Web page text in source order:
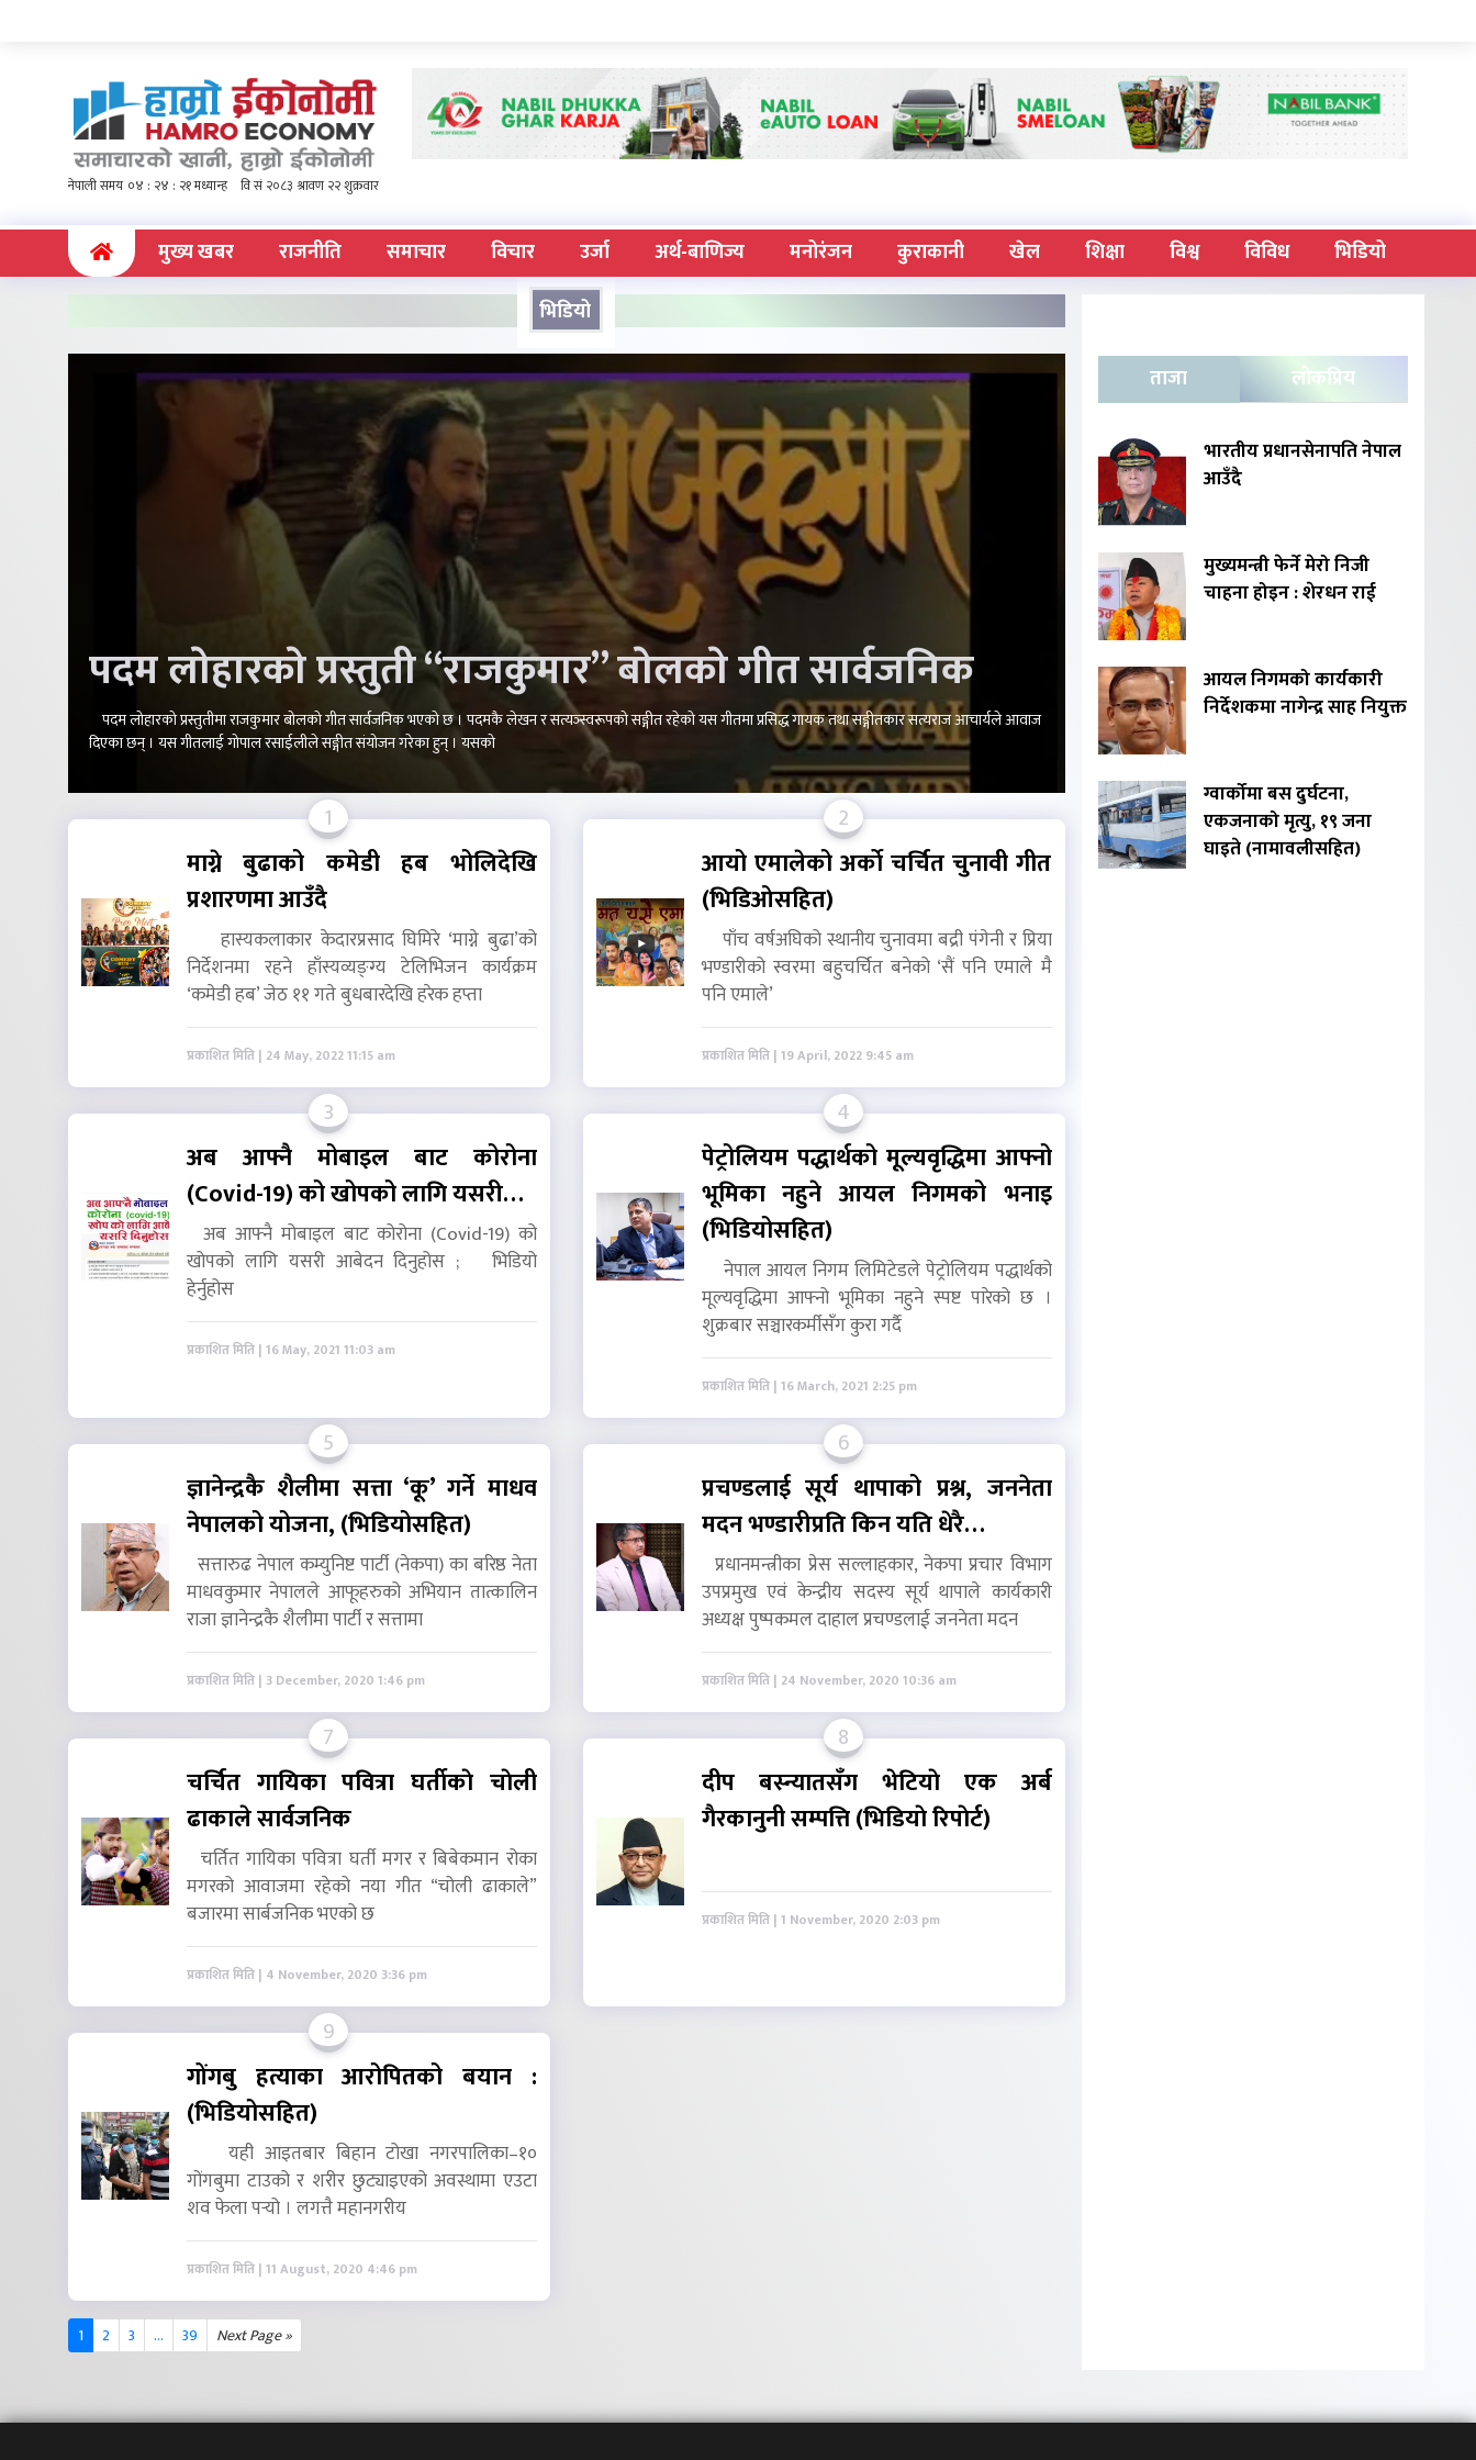
(current)मुख्य खबर राजनीति समाचार विचार उर्जा अर्थ-बाणिज्य मनोरंजन कुराकानी खेल शिक्षा विश्व विविध
भिडियो
भिडियो
पदम लाेहारकाे प्रस्तुती “राजकुमार” बाेलकाे गीत सार्वजनिक
पदम लोहारको प्रस्तुतीमा राजकुमार बोलको गीत सार्वजनिक भएको छ । पदमकै लेखन र सत्यञ्स्वरूपको सङ्गीत रहेको यस गीतमा प्रसिद्ध गायक तथा सङ्गीतकार सत्यराज आचार्यले आवाज
दिएका छन् । यस गीतलाई गोपाल रसाईलीले सङ्गीत संयोजन गरेका हुन् । यसको
1
माग्ने बुढाको कमेडी हब भोलिदेखि
प्रशारणमा आउँदै
हास्यकलाकार केदारप्रसाद घिमिरे ‘माग्ने बुढा’को
निर्देशनमा रहने हाँस्यव्यङ्ग्य टेलिभिजन कार्यक्रम
‘कमेडी हब’ जेठ ११ गते बुधबारदेखि हरेक हप्ता
प्रकाशित मिति | 24 May, 2022 11:15 am
2
आयो एमालेको अर्काे चर्चित चुनावी गीत
(भिडिओसहित)
पाँच वर्षअघिको स्थानीय चुनावमा बद्री पंगेनी र प्रिया
भण्डारीको स्वरमा बहुचर्चित बनेको ‘सैं पनि एमाले मै
पनि एमाले’
प्रकाशित मिति | 19 April, 2022 9:45 am
3
अब आफ्नै मोबाइल बाट कोरोना
(Covid-19) को खोपको लागि यसरी…
अब आफ्नै मोबाइल बाट कोरोना (Covid-19) को
खोपको लागि यसरी आबेदन दिनुहोस ; भिडियो
हेर्नुहोस
प्रकाशित मिति | 16 May, 2021 11:03 am
4
पेट्रोलियम पद्धार्थको मूल्यवृद्धिमा आफ्नो
भूमिका नहुने आयल निगमको भनाइ
(भिडियोसहित)
नेपाल आयल निगम लिमिटेडले पेट्रोलियम पद्धार्थको
मूल्यवृद्धिमा आफ्नो भूमिका नहुने स्पष्ट पारेको छ ।
शुक्रबार सञ्चारकर्मीसँग कुरा गर्दै
प्रकाशित मिति | 16 March, 2021 2:25 pm
5
ज्ञानेन्द्रकै शैलीमा सत्ता ‘कू’ गर्ने माधव
नेपालको योजना, (भिडियोसहित)
सत्तारुढ नेपाल कम्युनिष्ट पार्टी (नेकपा) का बरिष्ठ नेता
माधवकुमार नेपालले आफूहरुको अभियान तात्कालिन
राजा ज्ञानेन्द्रकै शैलीमा पार्टी र सत्तामा
प्रकाशित मिति | 3 December, 2020 1:46 pm
6
प्रचण्डलाई सूर्य थापाको प्रश्न, जननेता
मदन भण्डारीप्रति किन यति धेरै…
प्रधानमन्त्रीका प्रेस सल्लाहकार, नेकपा प्रचार विभाग
उपप्रमुख एवं केन्द्रीय सदस्य सूर्य थापाले कार्यकारी
अध्यक्ष पुष्पकमल दाहाल प्रचण्डलाई जननेता मदन
प्रकाशित मिति | 24 November, 2020 10:36 am
7
चर्चित गायिका पवित्रा घर्तीकाे चाेली
ढाकाले सार्वजनिक
चर्तित गायिका पवित्रा घर्ती मगर र बिबेकमान रोका
मगरको आवाजमा रहेको नया गीत “चोली ढाकाले”
बजारमा सार्बजनिक भएको छ
प्रकाशित मिति | 4 November, 2020 3:36 pm
8
दीप बस्न्यातसँग भेटियाे एक अर्ब
गैरकानुनी सम्पत्ति (भिडियाे रिपाेर्ट)
प्रकाशित मिति | 1 November, 2020 2:03 pm
9
गोंगबु हत्याका आरोपितको बयान :
(भिडियोसहित)
यही आइतबार बिहान टोखा नगरपालिका–१०
गोंगबुमा टाउको र शरीर छुट्याइएको अवस्थामा एउटा
शव फेला पर्‍यो । लगत्तै महानगरीय
प्रकाशित मिति | 11 August, 2020 4:46 pm
1 2 3 ... 39 Next Page »
ताजा लोकप्रिय
भारतीय प्रधानसेनापति नेपाल
आउँदै
मुख्यमन्त्री फेर्ने मेरो निजी
चाहना होइन : शेरधन राई
आयल निगमको कार्यकारी
निर्देशकमा नागेन्द्र साह नियुक्त
ग्वार्कोमा बस दुर्घटना,
एकजनाको मृत्यु, १९ जना
घाइते (नामावलीसहित)